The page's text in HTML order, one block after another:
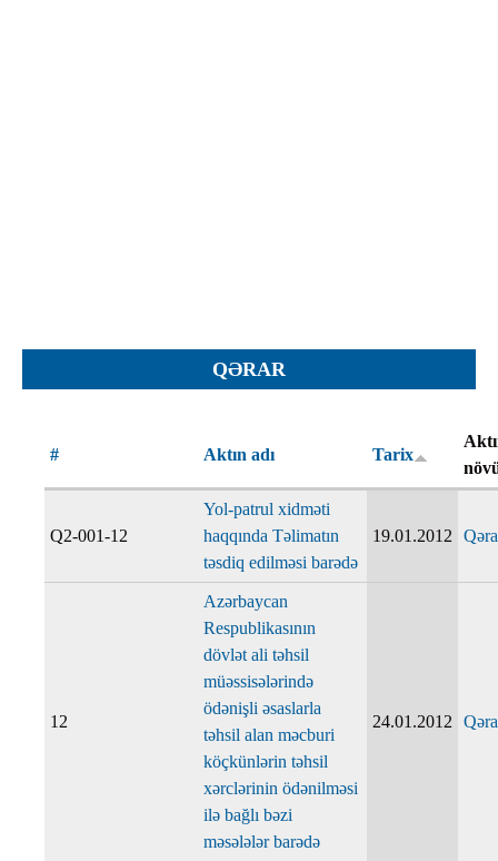
Vəsatətlər
QƏRAR
# Aktın adı Tarix
Q2-001-12
Yol-patrul xidməti
haqqında Təlimatın
təsdiq edilməsi barədə
19.01.2012
12
Azərbaycan
Respublikasının
dövlət ali təhsil
müəssisələrində
ödənişli əsaslarla
təhsil alan məcburi
köçkünlərin təhsil
xərclərinin ödənilməsi
ilə bağlı bəzi
məsələlər barədə
24.01.2012